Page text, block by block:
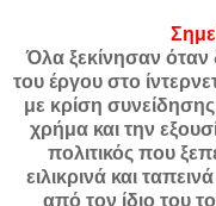
Όλα ξεκίνησαν
του έργου στο
με κρίση
χρήμα και την
πολιτικός που
ειλικρινά και
από τον ίδιο του